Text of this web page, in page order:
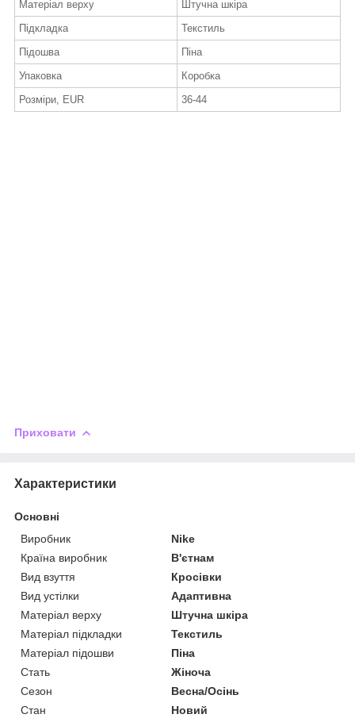
Матеріал верху
Штучна шкіра
Підкладка
Текстиль
Підошва
Піна
Упаковка
Коробка
Розміри, EUR
36-44
Приховати
Характеристики
Основні
Виробник
Nike
Країна виробник
В'єтнам
Вид взуття
Кросівки
Вид устілки
Адаптивна
Матеріал верху
Штучна шкіра
Матеріал підкладки
Текстиль
Матеріал підошви
Піна
Стать
Жіноча
Сезон
Весна/Осінь
Стан
Новий